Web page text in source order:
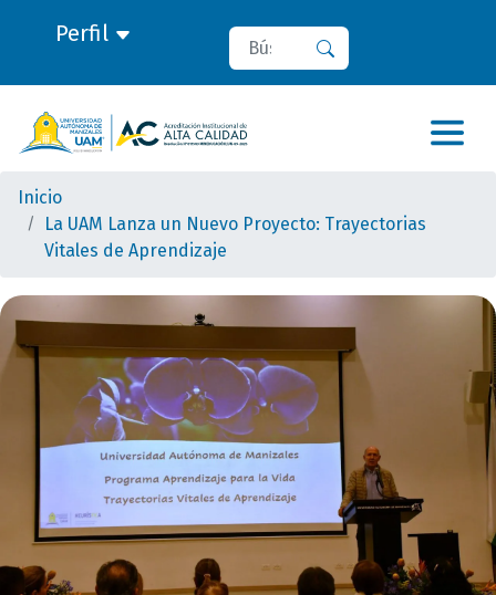
Perfil Buscar
Inicio
La UAM Lanza un Nuevo Proyecto: Trayectorias
Vitales de Aprendizaje